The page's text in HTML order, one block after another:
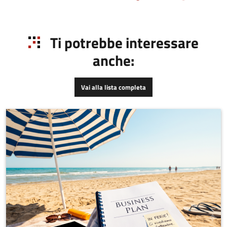
Ti potrebbe interessare
anche:
Vai alla lista completa